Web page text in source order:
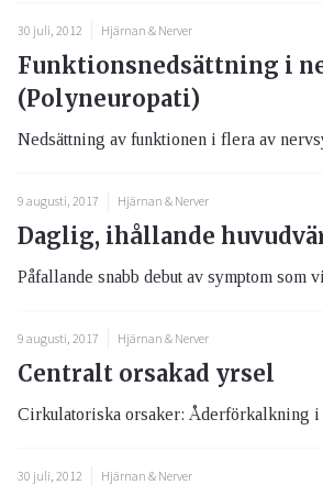
30 juli, 2012 Hjärnan & Nerver
Funktionsnedsättning i
(Polyneuropati)
9 augusti, 2017 Hjärnan & Nerver
Daglig, ihållande
9 augusti, 2017 Hjärnan & Nerver
Centralt orsakad yrsel
30 juli, 2012 Hjärnan & Nerver